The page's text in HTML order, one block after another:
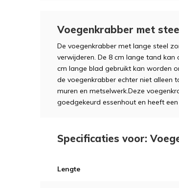
Voegenkrabber met
De voegenkrabber met lange steel
verwijderen. De 8 cm lange tand kan
cm lange blad gebruikt kan worden
de voegenkrabber echter niet alleen
muren en metselwerk.Deze
goedgekeurd essenhout en heeft
Specificaties voor:
Lengte